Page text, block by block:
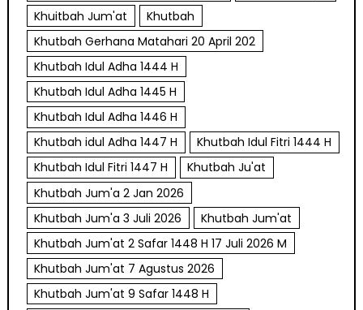
Khuitbah Jum'at
Khutbah
Khutbah Gerhana Matahari 20 April 202
Khutbah Idul Adha 1444 H
Khutbah Idul Adha 1445 H
Khutbah Idul Adha 1446 H
Khutbah idul Adha 1447 H
Khutbah Idul Fitri 1444 H
Khutbah Idul Fitri 1447 H
Khutbah Ju'at
Khutbah Jum'a 2 Jan 2026
Khutbah Jum'a 3 Juli 2026
Khutbah Jum'at
Khutbah Jum'at 2 Safar 1448 H 17 Juli 2026 M
Khutbah Jum'at 7 Agustus 2026
Khutbah Jum'at 9 Safar 1448 H